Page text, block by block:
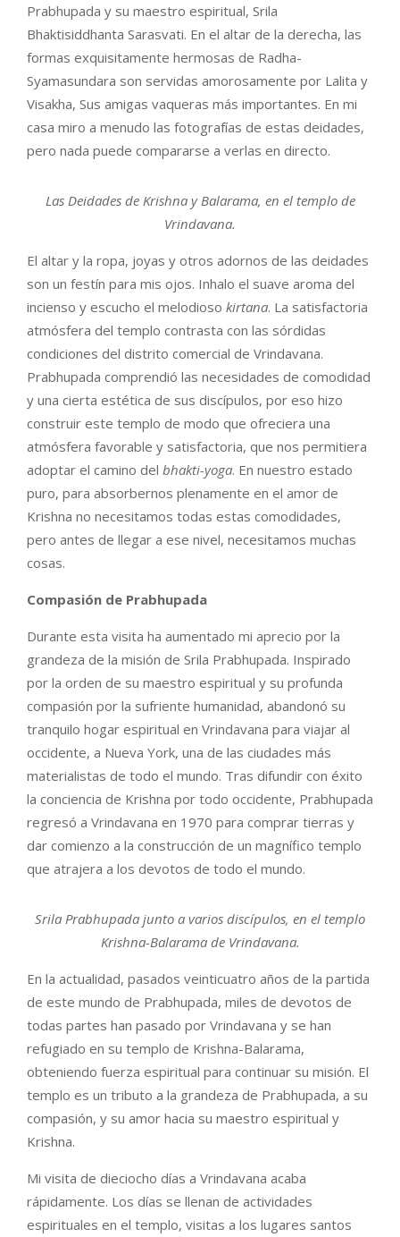
Prabhupada y su maestro espiritual, Srila
Bhaktisiddhanta Sarasvati. En el altar de la derecha, las
formas exquisitamente hermosas de Radha-
Syamasundara son servidas amorosamente por Lalita y
Visakha, Sus amigas vaqueras más importantes. En mi
casa miro a menudo las fotografías de estas deidades,
pero nada puede compararse a verlas en directo.
Las Deidades de Krishna y Balarama, en el templo de
Vrindavana.
El altar y la ropa, joyas y otros adornos de las deidades
son un festín para mis ojos. Inhalo el suave aroma del
incienso y escucho el melodioso kirtana. La satisfactoria
atmósfera del templo contrasta con las sórdidas
condiciones del distrito comercial de Vrindavana.
Prabhupada comprendió las necesidades de comodidad
y una cierta estética de sus discípulos, por eso hizo
construir este templo de modo que ofreciera una
atmósfera favorable y satisfactoria, que nos permitiera
adoptar el camino del bhakti-yoga. En nuestro estado
puro, para absorbernos plenamente en el amor de
Krishna no necesitamos todas estas comodidades,
pero antes de llegar a ese nivel, necesitamos muchas
cosas.
Compasión de Prabhupada
Durante esta visita ha aumentado mi aprecio por la
grandeza de la misión de Srila Prabhupada. Inspirado
por la orden de su maestro espiritual y su profunda
compasión por la sufriente humanidad, abandonó su
tranquilo hogar espiritual en Vrindavana para viajar al
occidente, a Nueva York, una de las ciudades más
materialistas de todo el mundo. Tras difundir con éxito
la conciencia de Krishna por todo occidente, Prabhupada
regresó a Vrindavana en 1970 para comprar tierras y
dar comienzo a la construcción de un magnífico templo
que atrajera a los devotos de todo el mundo.
Srila Prabhupada junto a varios discípulos, en el templo
Krishna-Balarama de Vrindavana.
En la actualidad, pasados veinticuatro años de la partida
de este mundo de Prabhupada, miles de devotos de
todas partes han pasado por Vrindavana y se han
refugiado en su templo de Krishna-Balarama,
obteniendo fuerza espiritual para continuar su misión. El
templo es un tributo a la grandeza de Prabhupada, a su
compasión, y su amor hacia su maestro espiritual y
Krishna.
Mi visita de dieciocho días a Vrindavana acaba
rápidamente. Los días se llenan de actividades
espirituales en el templo, visitas a los lugares santos